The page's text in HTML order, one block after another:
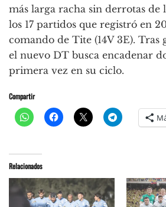
más larga racha sin derrotas de
los 17 partidos que registró en
comando de Tite (14V 3E). Tras
el nuevo DT busca encadenar
primera vez en su ciclo.
Compartir
Relacionados